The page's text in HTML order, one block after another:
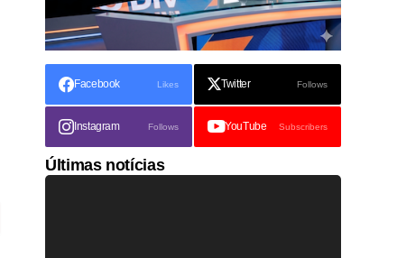
Facebook Likes Twitter Follows
Instagram Follows YouTube Subscribers
Últimas notícias